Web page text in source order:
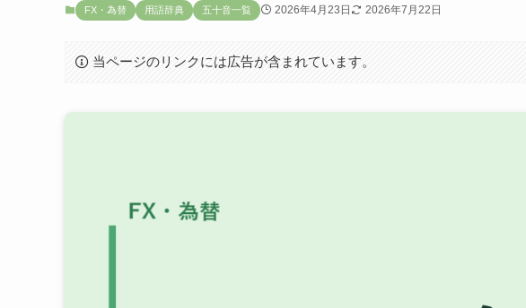
FX・為替 用語辞典 五十音一覧 2026年4月23日 2026年7月22日
当ページのリンクには広告が含まれています。